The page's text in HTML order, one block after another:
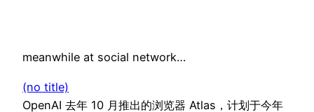
meanwhile at social network…
(no title)
OpenAI 去年 10 月推出的浏览器 Atlas，计划于今年